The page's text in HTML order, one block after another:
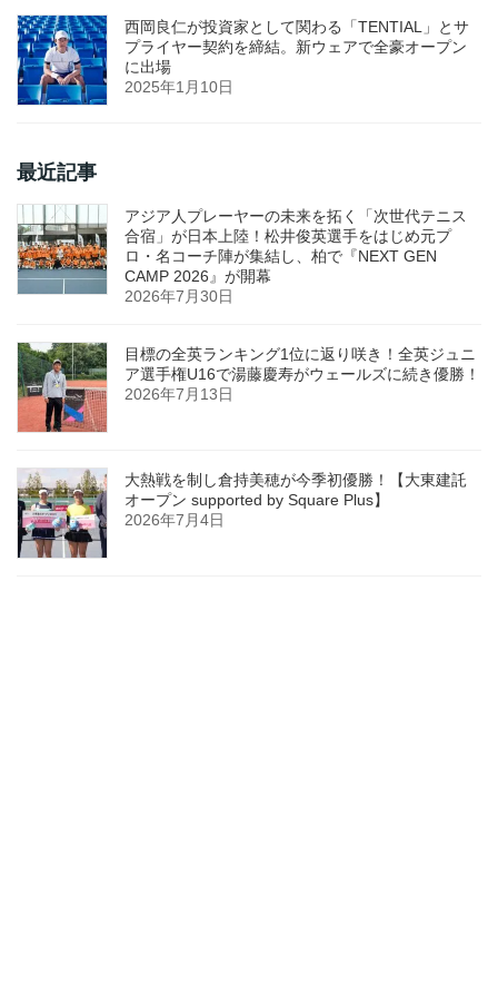
西岡良仁が投資家として関わる「TENTIAL」とサ
プライヤー契約を締結。新ウェアで全豪オープン
に出場
2025年1月10日
最近記事
アジア人プレーヤーの未来を拓く「次世代テニス
合宿」が日本上陸！松井俊英選手をはじめ元プ
ロ・名コーチ陣が集結し、柏で『NEXT GEN
CAMP 2026』が開幕
2026年7月30日
目標の全英ランキング1位に返り咲き！全英ジュニ
ア選手権U16で湯藤慶寿がウェールズに続き優勝！
2026年7月13日
大熱戦を制し倉持美穂が今季初優勝！【大東建託
オープン supported by Square Plus】
2026年7月4日